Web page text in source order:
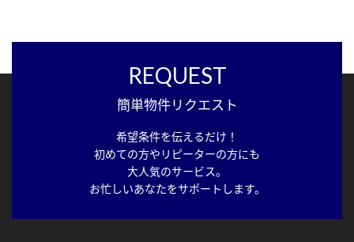
REQUEST
簡単物件リクエスト
希望条件を伝えるだけ！
初めての方やリピーターの方にも
大人気のサービス。
お忙しいあなたをサポートします。